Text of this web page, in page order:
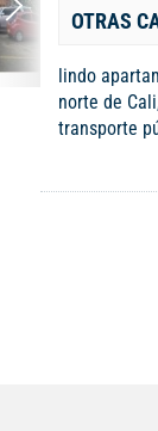
OTRAS
lindo
norte de
transporte
comedor, 2